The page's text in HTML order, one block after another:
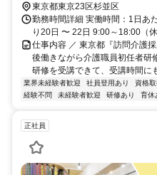
東京都東京23区杉並区
勤務時間詳細 実働時間：1日あ
り20日 〜 22日 9:00～18:00（休
仕事内容 ／ 東京都『訪問介護
後働きながら介護職員初任者
研修を受講できて、受講時間に
業界未経験者歓迎 社員登用あり 資格
経験不問
未経験者歓迎 研修あり 育休
正社員